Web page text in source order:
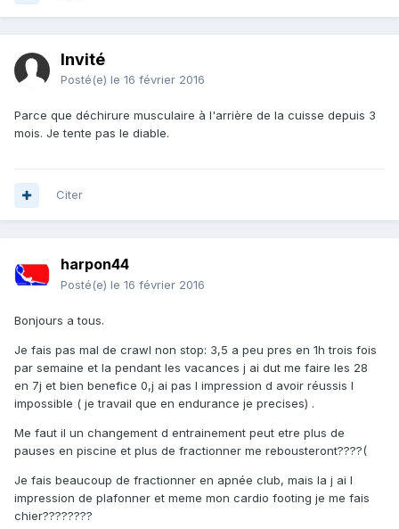
Invité
Posté(e) le 16 février 2016
Parce que déchirure musculaire à l'arrière de la cuisse depuis 3
mois. Je tente pas le diable.
Citer
harpon44
Posté(e) le 16 février 2016
Bonjours a tous.
Je fais pas mal de crawl non stop: 3,5 a peu pres en 1h trois fois
par semaine et la pendant les vacances j ai dut me faire les 28
en 7j et bien benefice 0,j ai pas l impression d avoir réussis l
impossible ( je travail que en endurance je precises) .
Me faut il un changement d entrainement peut etre plus de
pauses en piscine et plus de fractionner me rebousteront????(
Je fais beaucoup de fractionner en apnée club, mais la j ai l
impression de plafonner et meme mon cardio footing je me fais
chier????????